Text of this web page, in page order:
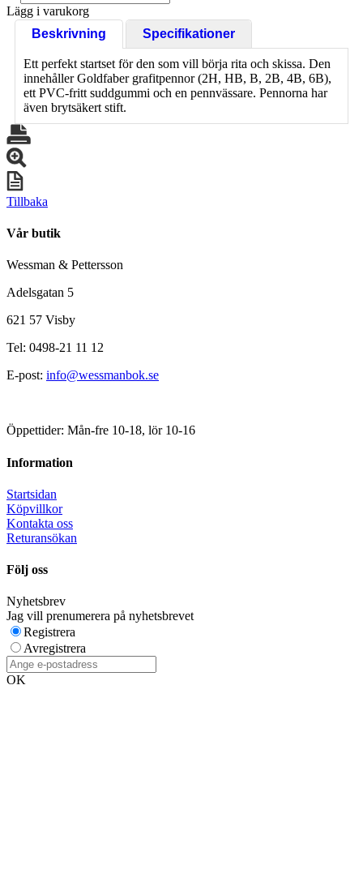
Lägg i varukorg
Beskrivning
Specifikationer
Ett perfekt startset för den som vill börja rita och skissa. Den
innehåller Goldfaber grafitpennor (2H, HB, B, 2B, 4B, 6B),
ett PVC-fritt suddgummi och en pennvässare. Pennorna har
även brytsäkert stift.
Tillbaka
Vår butik
Wessman & Pettersson
Adelsgatan 5
621 57 Visby
Tel: 0498-21 11 12
E-post: info@wessmanbok.se
Öppettider: Mån-fre 10-18, lör 10-16
Information
Startsidan
Köpvillkor
Kontakta oss
Returansökan
Följ oss
Nyhetsbrev
Jag vill prenumerera på nyhetsbrevet
Registrera
Avregistrera
OK